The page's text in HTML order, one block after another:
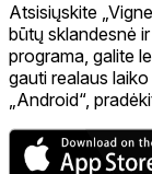
Atsisiųskite
būtų sklandesnė
programa, galite
gauti realaus
„Android“,